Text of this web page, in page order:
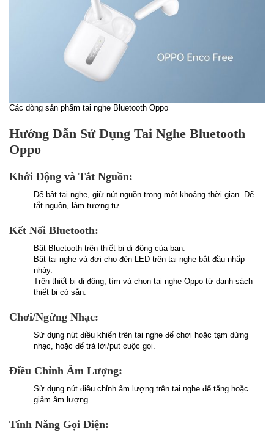
Các dòng sản phẩm tai nghe Bluetooth Oppo
Hướng Dẫn Sử Dụng Tai Nghe Bluetooth
Oppo
Khởi Động và Tắt Nguồn:
Để bật tai nghe, giữ nút nguồn trong một khoảng thời gian. Để
tắt nguồn, làm tương tự.
Kết Nối Bluetooth:
Bật Bluetooth trên thiết bị di động của bạn.
Bật tai nghe và đợi cho đèn LED trên tai nghe bắt đầu nhấp
nháy.
Trên thiết bị di động, tìm và chọn tai nghe Oppo từ danh sách
thiết bị có sẵn.
Chơi/Ngừng Nhạc:
Sử dụng nút điều khiển trên tai nghe để chơi hoặc tạm dừng
nhạc, hoặc để trả lời/put cuộc gọi.
Điều Chỉnh Âm Lượng:
Sử dụng nút điều chỉnh âm lượng trên tai nghe để tăng hoặc
giảm âm lượng.
Tính Năng Gọi Điện: